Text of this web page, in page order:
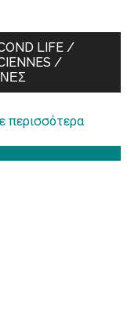
LIFE /
/
περισσότερα